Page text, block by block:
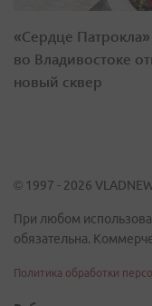
«Сердце Патрокла»
во Владивостоке
новый сквер
© 1997 - 2026
При любом
обязательна.
Политика обработки